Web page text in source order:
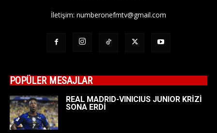
İletişim: numberonefmtv@gmail.com
POPÜLER MESAJLAR
REAL MADRID-VINICIUS JUNIOR KRİZİ
SONA ERDİ